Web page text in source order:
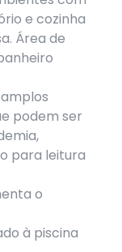
e cozinha
Área de
podem ser
para leitura
o
à piscina